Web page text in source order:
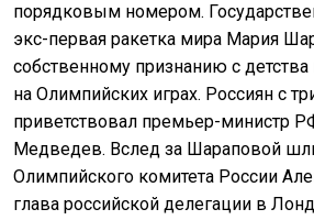
порядковым номером.
экс-первая ракетка мира Мария
собственному признанию с
на Олимпийских играх. Россиян с
приветствовал премьер-министр
Медведев. Вслед за Шараповой
Олимпийского комитета России
глава российской делегации в